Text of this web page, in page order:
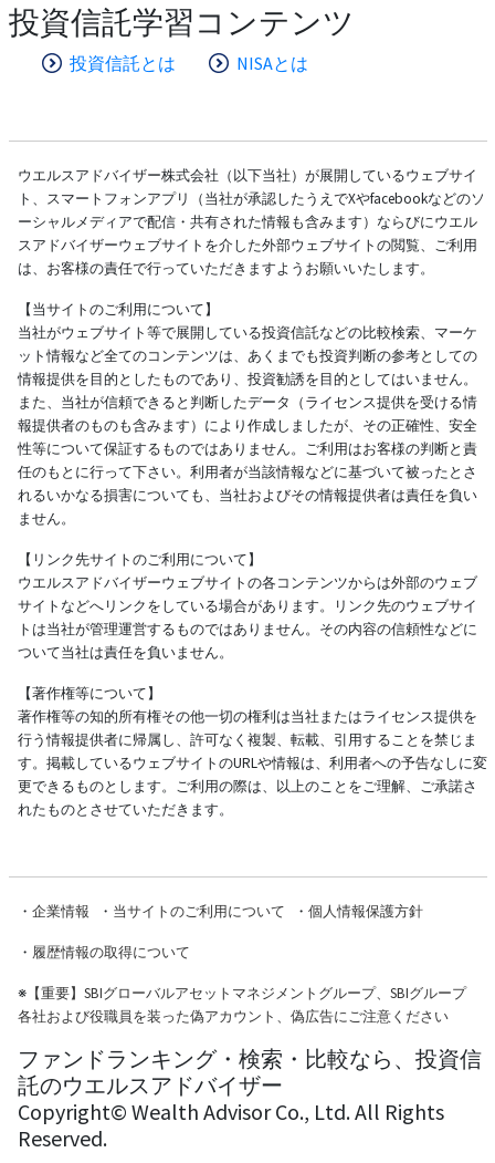
投資信託学習コンテンツ
投資信託とは NISAとは
ウエルスアドバイザー株式会社（以下当社）が展開しているウェブサイ
ト、スマートフォンアプリ（当社が承認したうえでXやfacebookなどのソ
ーシャルメディアで配信・共有された情報も含みます）ならびにウエル
スアドバイザーウェブサイトを介した外部ウェブサイトの閲覧、ご利用
は、お客様の責任で行っていただきますようお願いいたします。
【当サイトのご利用について】
当社がウェブサイト等で展開している投資信託などの比較検索、マーケ
ット情報など全てのコンテンツは、あくまでも投資判断の参考としての
情報提供を目的としたものであり、投資勧誘を目的としてはいません。
また、当社が信頼できると判断したデータ（ライセンス提供を受ける情
報提供者のものも含みます）により作成しましたが、その正確性、安全
性等について保証するものではありません。ご利用はお客様の判断と責
任のもとに行って下さい。利用者が当該情報などに基づいて被ったとさ
れるいかなる損害についても、当社およびその情報提供者は責任を負い
ません。
【リンク先サイトのご利用について】
ウエルスアドバイザーウェブサイトの各コンテンツからは外部のウェブ
サイトなどへリンクをしている場合があります。リンク先のウェブサイ
トは当社が管理運営するものではありません。その内容の信頼性などに
ついて当社は責任を負いません。
【著作権等について】
著作権等の知的所有権その他一切の権利は当社またはライセンス提供を
行う情報提供者に帰属し、許可なく複製、転載、引用することを禁じま
す。掲載しているウェブサイトのURLや情報は、利用者への予告なしに変
更できるものとします。ご利用の際は、以上のことをご理解、ご承諾さ
れたものとさせていただきます。
・ 企業情報 ・ 当サイトのご利用について ・ 個人情報保護方針
・ 履歴情報の取得について
※【重要】SBIグローバルアセットマネジメントグループ、SBIグループ
各社および役職員を装った偽アカウント、偽広告にご注意ください
ファンドランキング・検索・比較なら、投資信
託のウエルスアドバイザー
Copyright© Wealth Advisor Co., Ltd. All Rights
Reserved.